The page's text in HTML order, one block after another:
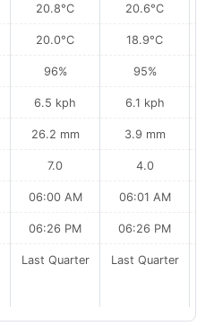
20.8°C
20.0°C
96%
6.5 kph
26.2 mm
7.0
06:00 AM
06:26 PM
Last Quarter
20.6°C
18.9°C
95%
6.1 kph
3.9 mm
4.0
06:01 AM
06:26 PM
Last Quarter